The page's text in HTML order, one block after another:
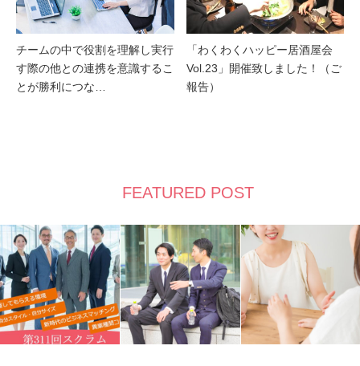
チームの中で役割を理解し実行
す際の他との連携を意識するこ
とが勝利につな…
「わくわくハッピー居酒屋会
Vol.23」開催致しました！（ご
報告）
FEATURED POST